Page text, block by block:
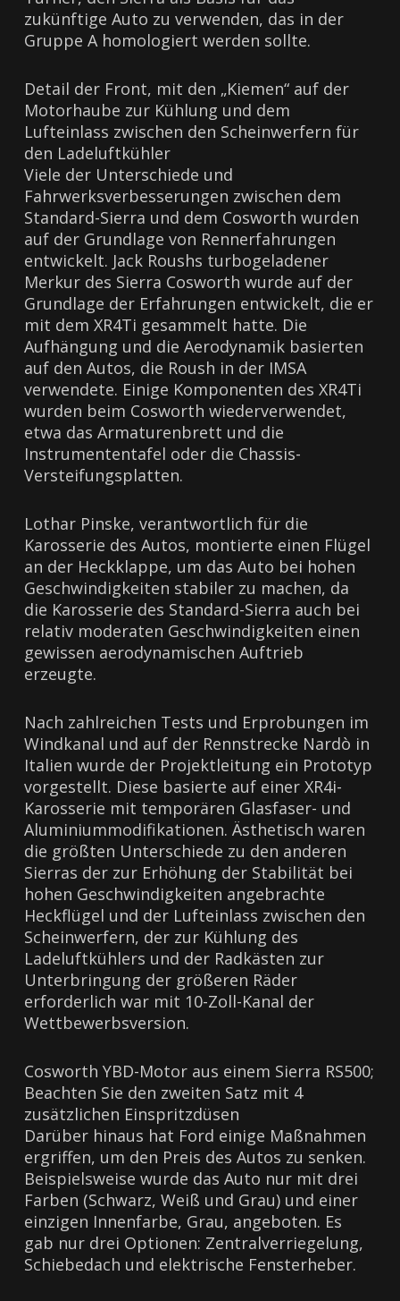
zukünftige Auto zu verwenden, das in der
Gruppe A homologiert werden sollte.
Detail der Front, mit den „Kiemen“ auf der
Motorhaube zur Kühlung und dem
Lufteinlass zwischen den Scheinwerfern für
den Ladeluftkühler
Viele der Unterschiede und
Fahrwerksverbesserungen zwischen dem
Standard-Sierra und dem Cosworth wurden
auf der Grundlage von Rennerfahrungen
entwickelt. Jack Roushs turbogeladener
Merkur des Sierra Cosworth wurde auf der
Grundlage der Erfahrungen entwickelt, die er
mit dem XR4Ti gesammelt hatte. Die
Aufhängung und die Aerodynamik basierten
auf den Autos, die Roush in der IMSA
verwendete. Einige Komponenten des XR4Ti
wurden beim Cosworth wiederverwendet,
etwa das Armaturenbrett und die
Instrumententafel oder die Chassis-
Versteifungsplatten.
Lothar Pinske, verantwortlich für die
Karosserie des Autos, montierte einen Flügel
an der Heckklappe, um das Auto bei hohen
Geschwindigkeiten stabiler zu machen, da
die Karosserie des Standard-Sierra auch bei
relativ moderaten Geschwindigkeiten einen
gewissen aerodynamischen Auftrieb
erzeugte.
Nach zahlreichen Tests und Erprobungen im
Windkanal und auf der Rennstrecke Nardò in
Italien wurde der Projektleitung ein Prototyp
vorgestellt. Diese basierte auf einer XR4i-
Karosserie mit temporären Glasfaser- und
Aluminiummodifikationen. Ästhetisch waren
die größten Unterschiede zu den anderen
Sierras der zur Erhöhung der Stabilität bei
hohen Geschwindigkeiten angebrachte
Heckflügel und der Lufteinlass zwischen den
Scheinwerfern, der zur Kühlung des
Ladeluftkühlers und der Radkästen zur
Unterbringung der größeren Räder
erforderlich war mit 10-Zoll-Kanal der
Wettbewerbsversion.
Cosworth YBD-Motor aus einem Sierra RS500;
Beachten Sie den zweiten Satz mit 4
zusätzlichen Einspritzdüsen
Darüber hinaus hat Ford einige Maßnahmen
ergriffen, um den Preis des Autos zu senken.
Beispielsweise wurde das Auto nur mit drei
Farben (Schwarz, Weiß und Grau) und einer
einzigen Innenfarbe, Grau, angeboten. Es
gab nur drei Optionen: Zentralverriegelung,
Schiebedach und elektrische Fensterheber.